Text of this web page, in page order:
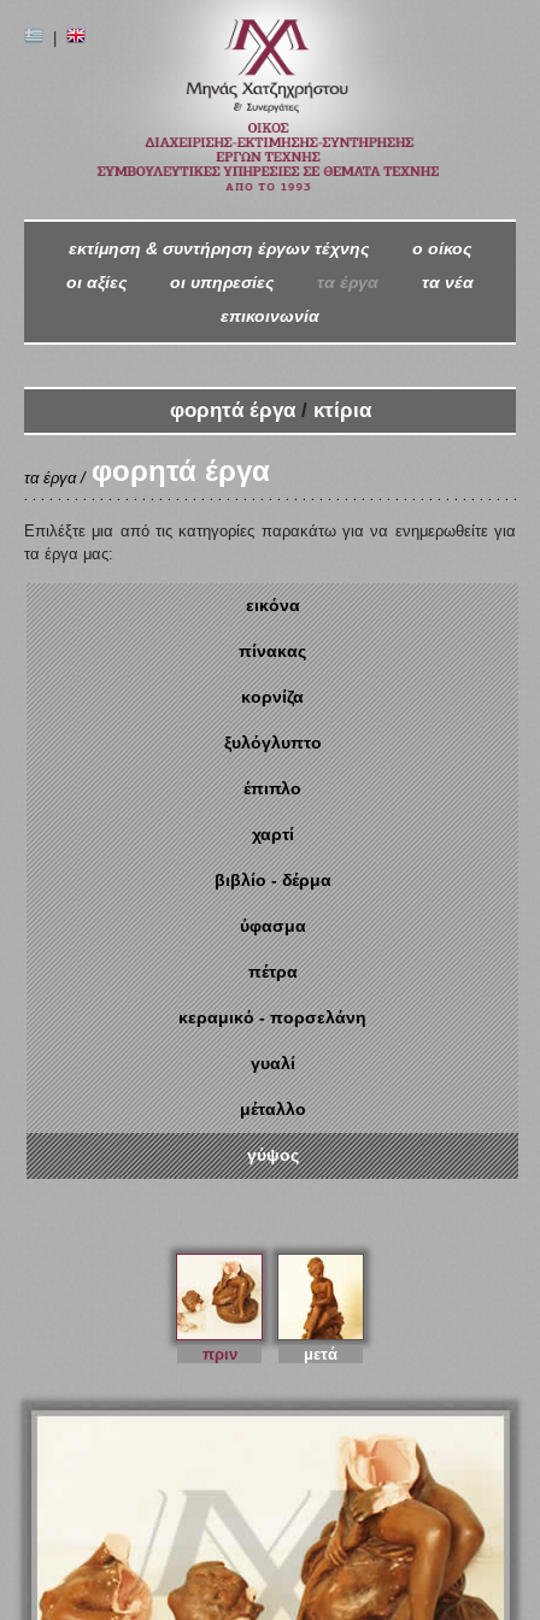
εκτίμηση & συντήρηση έργων τέχνης
ο oίκος
οι αξίες
οι υπηρεσίες τα έργα
τα νέα
επικοινωνία
φορητά έργα/ κτίρια
τα έργα / φορητά έργα
Επιλέξτε μια από τις κατηγορίες παρακάτω για να ενημερωθείτε για
τα έργα μας:
εικόνα
πίνακας
κορνίζα
ξυλόγλυπτο
έπιπλο
χαρτί
βιβλίο - δέρμα
ύφασμα
πέτρα
κεραμικό - πορσελάνη
γυαλί
μέταλλο
γύψος
πριν μετά